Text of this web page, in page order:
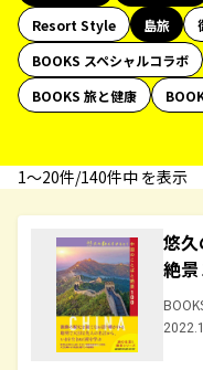
Resort Style
島旅
BOOKS スペシャルコラボ
BOOKS 旅と健康
1〜20件/140件中 を表示
悠
絶景